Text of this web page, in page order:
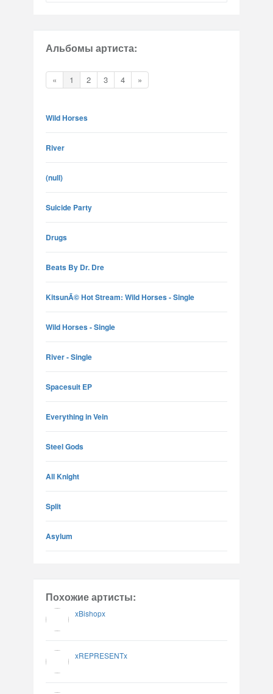
Альбомы артиста:
« 1 2 3 4 »
Wild Horses
River
(null)
Suicide Party
Drugs
Beats By Dr. Dre
KitsunÃ© Hot Stream: Wild Horses - Single
Wild Horses - Single
River - Single
Spacesuit EP
Everything in Vein
Steel Gods
All Knight
Split
Asylum
Похожие артисты:
xBishopx
xREPRESENTx